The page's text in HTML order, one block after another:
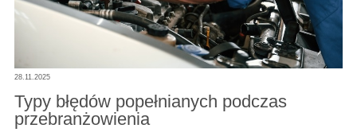
28.11.2025
Typy błędów popełnianych podczas
przebranżowienia